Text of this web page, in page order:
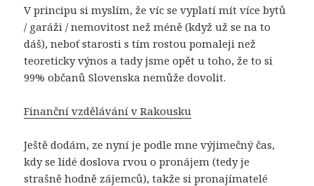
V principu si myslím, že víc se vyplatí mít více bytů
/ garáži / nemovitost než méně (když už se na to
dáš), neboť starosti s tím rostou pomaleji než
teoreticky výnos a tady jsme opět u toho, že to si
99% občanů Slovenska nemůže dovolit.
Finanční vzdělávání v Rakousku
Ještě dodám, ze nyní je podle mne výjimečný čas,
kdy se lidé doslova rvou o pronájem (tedy je
strašně hodně zájemců), takže si pronajímatelé